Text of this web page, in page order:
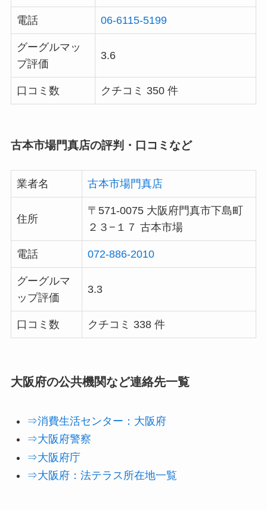
電話 06-6115-5199
グーグルマッ
プ評価
3.6
口コミ数 クチコミ 350 件
古本市場門真店の評判・口コミなど
業者名 古本市場門真店
住所
〒571-0075 大阪府門真市下島町
２３−１７ 古本市場
電話 072-886-2010
グーグルマ
ップ評価
3.3
口コミ数 クチコミ 338 件
大阪府の公共機関など連絡先一覧
⇒消費生活センター：大阪府
⇒大阪府警察
⇒大阪府庁
⇒大阪府：法テラス所在地一覧